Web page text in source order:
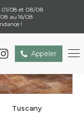
01/08 et 08/08
au 16/08
!
Appeler
Tuscany